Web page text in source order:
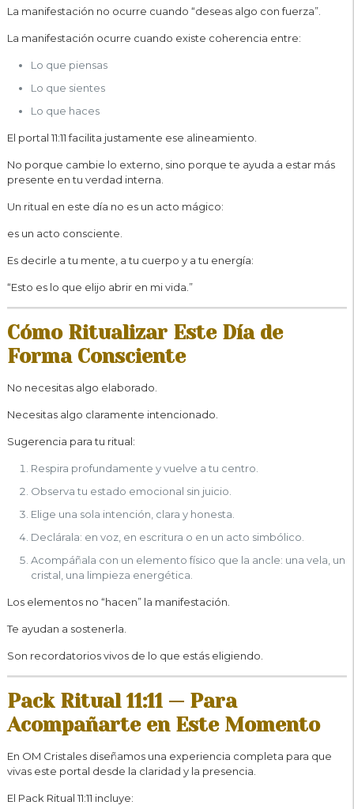
La manifestación no ocurre cuando “deseas algo con fuerza”.
La manifestación ocurre cuando existe coherencia entre:
Lo que piensas
Lo que sientes
Lo que haces
El portal 11:11 facilita justamente ese alineamiento.
No porque cambie lo externo, sino porque te ayuda a estar más
presente en tu verdad interna.
Un ritual en este día no es un acto mágico:
es un acto consciente.
Es decirle a tu mente, a tu cuerpo y a tu energía:
“Esto es lo que elijo abrir en mi vida.”
Cómo Ritualizar Este Día de
Forma Consciente
No necesitas algo elaborado.
Necesitas algo claramente intencionado.
Sugerencia para tu ritual:
Respira profundamente y vuelve a tu centro.
Observa tu estado emocional sin juicio.
Elige una sola intención, clara y honesta.
Declárala: en voz, en escritura o en un acto simbólico.
Acompáñala con un elemento físico que la ancle: una vela, un
cristal, una limpieza energética.
Los elementos no “hacen” la manifestación.
Te ayudan a sostenerla.
Son recordatorios vivos de lo que estás eligiendo.
Pack Ritual 11:11 — Para
Acompañarte en Este Momento
En OM Cristales diseñamos una experiencia completa para que
vivas este portal desde la claridad y la presencia.
El Pack Ritual 11:11 incluye: